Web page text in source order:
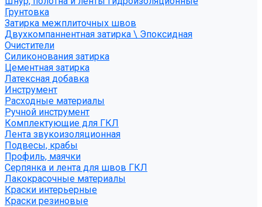
Грунтовка
Затирка межплиточных швов
Двухкомпаннентная затирка \ Эпоксидная
Очистители
Силиконования затирка
Цементная затирка
Латексная добавка
Инструмент
Расходные материалы
Ручной инструмент
Комплектующие для ГКЛ
Лента звукоизоляционная
Подвесы, крабы
Профиль, маячки
Серпянка и лента для швов ГКЛ
Лакокрасочные материалы
Краски интерьерные
Краски резиновые